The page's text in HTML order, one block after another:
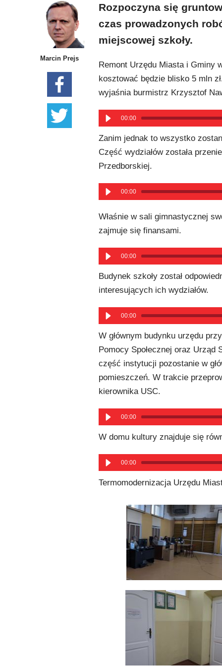
Marcin Prejs
Rozpoczyna się
czas prowadzonych
miejscowej szkoły.
Remont Urzędu Miasta i Gminy
kosztować będzie blisko 5 mln
wyjaśnia burmistrz Krzysztof
00:00
Zanim jednak to wszystko
Część wydziałów została
Przedborskiej.
00:00
Właśnie w sali gimnastycznej
zajmuje się finansami.
00:00
Budynek szkoły został
interesujących ich wydziałów.
00:00
W głównym budynku urzędu
Pomocy Społecznej oraz Urząd
część instytucji pozostanie w
pomieszczeń. W trakcie
kierownika USC.
00:00
W domu kultury znajduje się
00:00
Termomodernizacja Urzędu